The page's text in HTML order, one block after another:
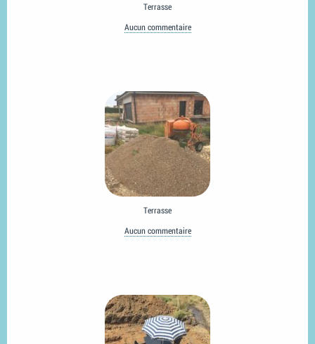
Terrasse
Aucun commentaire
Terrasse
Aucun commentaire